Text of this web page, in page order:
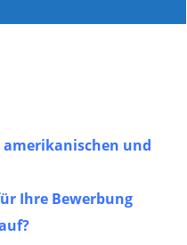
und
Ihre Bewerbung